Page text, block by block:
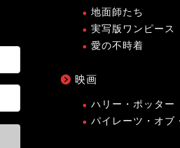
地面師たち
実写版ワンピース
愛の不時着
映画
ハリー・ポッター
パイレーツ・オブ